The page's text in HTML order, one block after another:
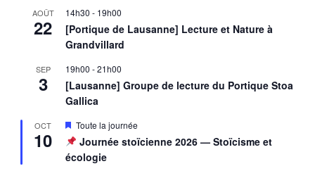
AOÛT
22
14h30 - 19h00
[Portique de Lausanne] Lecture et Nature à
Grandvillard
SEP
3
19h00 -21h00
[Lausanne] Groupe de lecture du Portique Stoa
Gallica
OCT
10
Mis
en
avant
Toute la journée
Journée stoïcienne 2026 — Stoïcisme et
écologie